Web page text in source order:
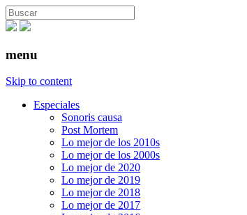
menu
Skip to content
Especiales
Sonoris causa
Post Mortem
Lo mejor de los 2010s
Lo mejor de los 2000s
Lo mejor de 2020
Lo mejor de 2019
Lo mejor de 2018
Lo mejor de 2017